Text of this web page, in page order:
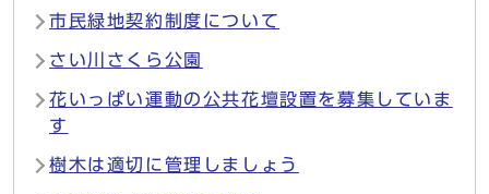
市民緑地契約制度について
さい川さくら公園
花いっぱい運動の公共花壇設置を募集していま
す
樹木は適切に管理しましょう